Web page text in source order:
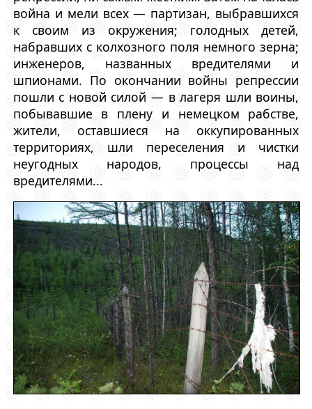
война и мели всех — партизан, выбравшихся
к своим из окружения; голодных детей,
набравших с колхозного поля немного зерна;
инженеров, названных вредителями и
шпионами. По окончании войны репрессии
пошли с новой силой — в лагеря шли воины,
побывавшие в плену и немецком рабстве,
жители, оставшиеся на оккупированных
территориях, шли переселения и чистки
неугодных народов, процессы над
вредителями...